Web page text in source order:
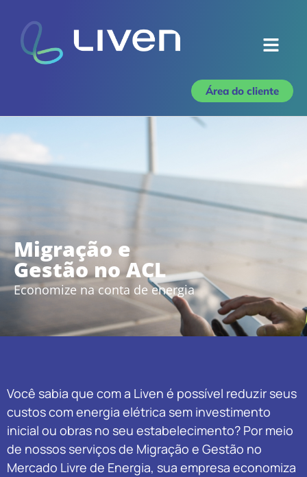
Área do cliente
Nossos Serviços –
Gestão e Migração no
ACL
Migração e
Gestão no ACL
Economize na conta de energia
Você sabia que com a Liven é possível reduzir seus
custos com energia elétrica sem investimento
inicial ou obras no seu estabelecimento? Por meio
de nossos serviços de Migração e Gestão no
Mercado Livre de Energia, sua empresa economiza